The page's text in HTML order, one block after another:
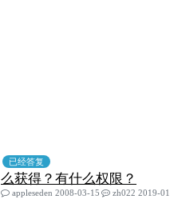
已经答复
么获得？有什么权限？
appleseden 2008-03-15
zh022 2019-